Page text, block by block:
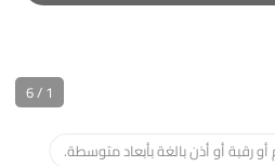
1
/
6
رقبة أو أذن بالغة بأبعاد متوسطة.